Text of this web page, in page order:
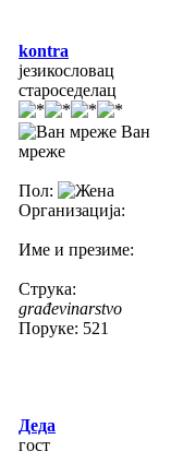
kontra
језикословац
староседелац
Ван
мреже
Пол:
Организација:
Име и презиме:
Струка:
građevinarstvo
Поруке: 521
Деда
гост